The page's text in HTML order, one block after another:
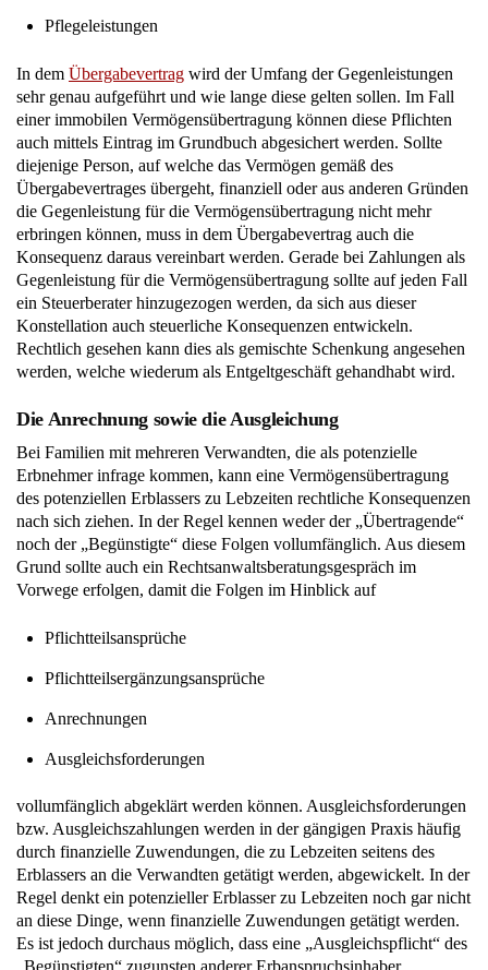
Pflegeleistungen
In dem Übergabevertrag wird der Umfang der Gegenleistungen
sehr genau aufgeführt und wie lange diese gelten sollen. Im Fall
einer immobilen Vermögensübertragung können diese Pflichten
auch mittels Eintrag im Grundbuch abgesichert werden. Sollte
diejenige Person, auf welche das Vermögen gemäß des
Übergabevertrages übergeht, finanziell oder aus anderen Gründen
die Gegenleistung für die Vermögensübertragung nicht mehr
erbringen können, muss in dem Übergabevertrag auch die
Konsequenz daraus vereinbart werden. Gerade bei Zahlungen als
Gegenleistung für die Vermögensübertragung sollte auf jeden Fall
ein Steuerberater hinzugezogen werden, da sich aus dieser
Konstellation auch steuerliche Konsequenzen entwickeln.
Rechtlich gesehen kann dies als gemischte Schenkung angesehen
werden, welche wiederum als Entgeltgeschäft gehandhabt wird.
Die Anrechnung sowie die Ausgleichung
Bei Familien mit mehreren Verwandten, die als potenzielle
Erbnehmer infrage kommen, kann eine Vermögensübertragung
des potenziellen Erblassers zu Lebzeiten rechtliche Konsequenzen
nach sich ziehen. In der Regel kennen weder der „Übertragende“
noch der „Begünstigte“ diese Folgen vollumfänglich. Aus diesem
Grund sollte auch ein Rechtsanwaltsberatungsgespräch im
Vorwege erfolgen, damit die Folgen im Hinblick auf
Pflichtteilsansprüche
Pflichtteilsergänzungsansprüche
Anrechnungen
Ausgleichsforderungen
vollumfänglich abgeklärt werden können. Ausgleichsforderungen
bzw. Ausgleichszahlungen werden in der gängigen Praxis häufig
durch finanzielle Zuwendungen, die zu Lebzeiten seitens des
Erblassers an die Verwandten getätigt werden, abgewickelt. In der
Regel denkt ein potenzieller Erblasser zu Lebzeiten noch gar nicht
an diese Dinge, wenn finanzielle Zuwendungen getätigt werden.
Es ist jedoch durchaus möglich, dass eine „Ausgleichspflicht“ des
„Begünstigten“ zugunsten anderer Erbanspruchsinhaber